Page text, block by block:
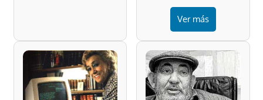
Ver más